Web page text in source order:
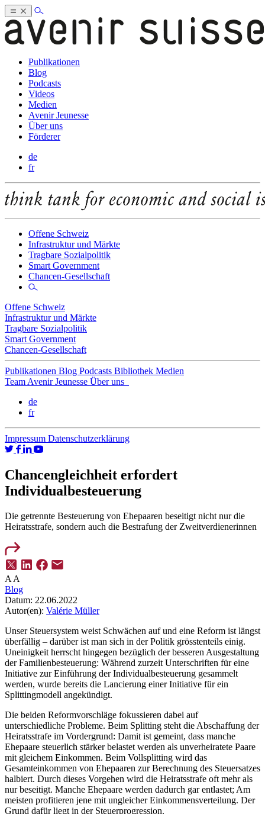
Publikationen
Blog
Podcasts
Videos
Medien
Avenir Jeunesse
Über uns
Förderer
de
fr
Offene Schweiz
Infrastruktur und Märkte
Tragbare Sozialpolitik
Smart Government
Chancen-Gesellschaft
Offene Schweiz
Infrastruktur und Märkte
Tragbare Sozialpolitik
Smart Government
Chancen-Gesellschaft
Publikationen Blog Podcasts Bibliothek Medien
Team Avenir Jeunesse Über uns
de
fr
Impressum Datenschutzerklärung
Chancengleichheit erfordert
Individualbesteuerung
Die getrennte Besteuerung von Ehepaaren beseitigt nicht nur die
Heiratsstrafe, sondern auch die Bestrafung der Zweitverdienerinnen
A A
Blog
Datum: 22.06.2022
Autor(en): Valérie Müller
Unser Steuersystem weist Schwächen auf und eine Reform ist längst
überfällig – darüber ist man sich in der Politik grösstenteils einig.
Uneinigkeit herrscht hingegen bezüglich der besseren Ausgestaltung
der Familienbesteuerung: Während zurzeit Unterschriften für eine
Initiative zur Einführung der Individualbesteuerung gesammelt
werden, wurde bereits die Lancierung einer Initiative für ein
Splittingmodell angekündigt.
Die beiden Reformvorschläge fokussieren dabei auf
unterschiedliche Probleme. Beim Splitting steht die Abschaffung der
Heiratsstrafe im Vordergrund: Damit ist gemeint, dass manche
Ehepaare steuerlich stärker belastet werden als unverheiratete Paare
mit gleichem Einkommen. Beim Vollsplitting wird das
Gesamteinkommen von Ehepaaren zur Berechnung des Steuersatzes
halbiert. Durch dieses Vorgehen wird die Heiratsstrafe oft mehr als
nur beseitigt. Manche Ehepaare werden dadurch gar entlastet; Am
meisten profitieren jene mit ungleicher Einkommensverteilung. Der
Grund dafür liegt in der Steuerprogression.